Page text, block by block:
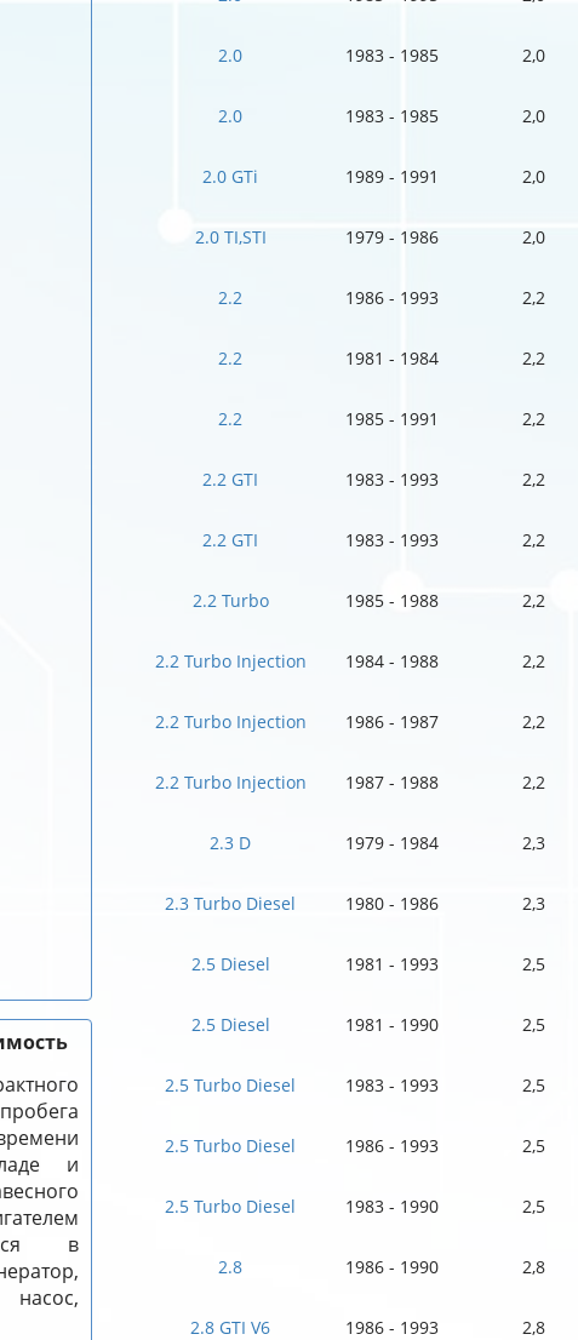
и
в
насос,
2.0 1983 - 1985 2,0
2.0 1983 - 1985 2,0
2.0 GTi 1989 - 1991 2,0
2.0 TI,STI 1979 - 1986 2,0
2.2 1986 - 1993 2,2
2.2 1981 - 1984 2,2
2.2 1985 - 1991 2,2
2.2 GTI 1983 - 1993 2,2
2.2 GTI 1983 - 1993 2,2
2.2 Turbo 1985 - 1988 2,2
2.2 Turbo Injection 1984 - 1988 2,2
2.2 Turbo Injection 1986 - 1987 2,2
2.2 Turbo Injection 1987 - 1988 2,2
2.3 D 1979 - 1984 2,3
2.3 Turbo Diesel 1980 - 1986 2,3
2.5 Diesel 1981 - 1993 2,5
2.5 Diesel 1981 - 1990 2,5
2.5 Turbo Diesel 1983 - 1993 2,5
2.5 Turbo Diesel 1986 - 1993 2,5
2.5 Turbo Diesel 1983 - 1990 2,5
2.8 1986 - 1990 2,8
2.8 GTI V6 1986 - 1993 2,8